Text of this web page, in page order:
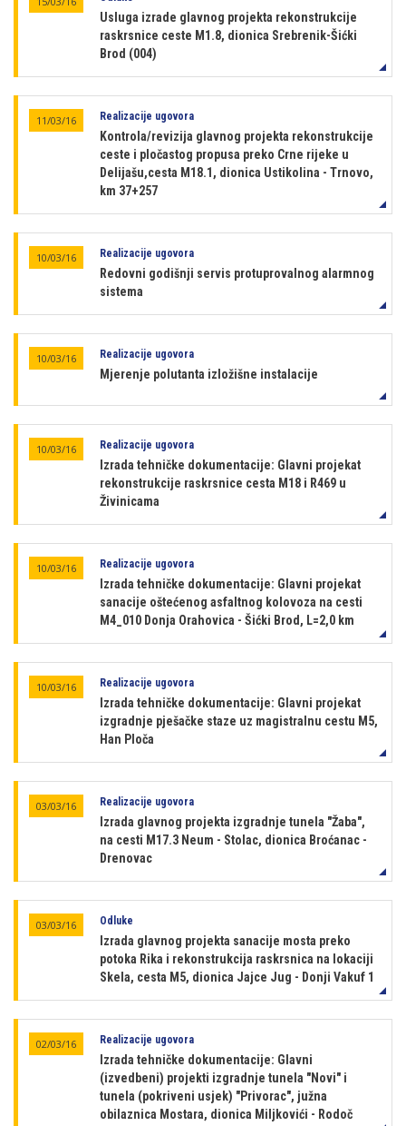
Usluga izrade glavnog projekta rekonstrukcije
raskrsnice ceste M1.8, dionica Srebrenik-Šićki
Brod (004)
11/03/16 Realizacije ugovora
Kontrola/revizija glavnog projekta rekonstrukcije
ceste i pločastog propusa preko Crne rijeke u
Delijašu,cesta M18.1, dionica Ustikolina - Trnovo,
km 37+257
10/03/16 Realizacije ugovora
Redovni godišnji servis protuprovalnog alarmnog
sistema
10/03/16 Realizacije ugovora
Mjerenje polutanta izložišne instalacije
10/03/16 Realizacije ugovora
Izrada tehničke dokumentacije: Glavni projekat
rekonstrukcije raskrsnice cesta M18 i R469 u
Živinicama
10/03/16 Realizacije ugovora
Izrada tehničke dokumentacije: Glavni projekat
sanacije oštećenog asfaltnog kolovoza na cesti
M4_010 Donja Orahovica - Šićki Brod, L=2,0 km
10/03/16 Realizacije ugovora
Izrada tehničke dokumentacije: Glavni projekat
izgradnje pješačke staze uz magistralnu cestu M5,
Han Ploča
03/03/16 Realizacije ugovora
Izrada glavnog projekta izgradnje tunela "Žaba",
na cesti M17.3 Neum - Stolac, dionica Broćanac -
Drenovac
03/03/16 Odluke
Izrada glavnog projekta sanacije mosta preko
potoka Rika i rekonstrukcija raskrsnica na lokaciji
Skela, cesta M5, dionica Jajce Jug - Donji Vakuf 1
02/03/16 Realizacije ugovora
Izrada tehničke dokumentacije: Glavni
(izvedbeni) projekti izgradnje tunela "Novi" i
tunela (pokriveni usjek) "Privorac", južna
obilaznica Mostara, dionica Miljkovići - Rodoč